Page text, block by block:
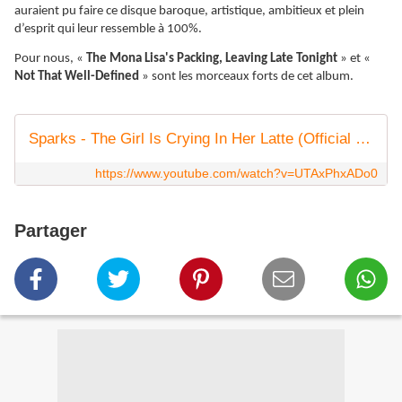
auraient pu faire ce disque baroque, artistique, ambitieux et plein
d’esprit qui leur ressemble à 100%.
Pour nous, « The Mona Lisa's Packing, Leaving Late Tonight » et «
Not That Well-Defined » sont les morceaux forts de cet album.
Sparks - The Girl Is Crying In Her Latte (Official Video) - Starring Cate Blanchett
https://www.youtube.com/watch?v=UTAxPhxADo0
Partager